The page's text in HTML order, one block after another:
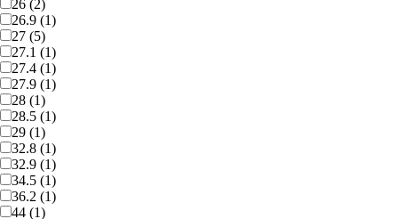
26 (2)
26.9 (1)
27 (5)
27.1 (1)
27.4 (1)
27.9 (1)
28 (1)
28.5 (1)
29 (1)
32.8 (1)
32.9 (1)
34.5 (1)
36.2 (1)
44 (1)